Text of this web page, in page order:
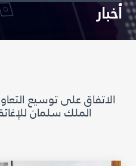
أهداف التنمية المستدامة
متاحف ومعارض
آخر الأخبار
أخبار
الاتفاق على توسيع
الملك سلمان